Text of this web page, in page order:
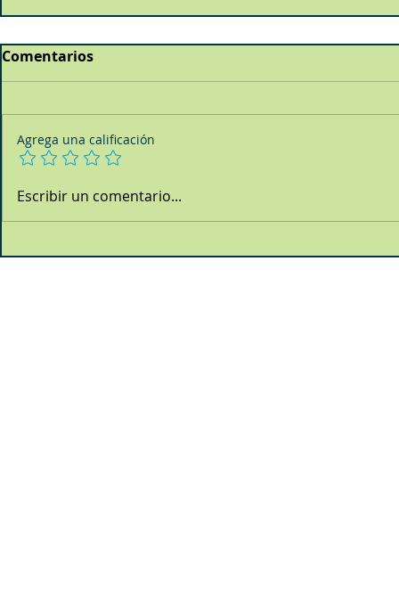
Comentarios
Agrega una calificación
Escribir un comentario...